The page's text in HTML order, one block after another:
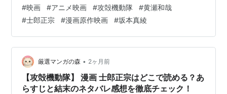
犯人を追う。しかし、主人公らが大使館のテロリストを
制圧している間にそれが起きたことは分かったが、その
後の展開は何をしているのだかさっぱり分からなかっ
た。 前編にあたる「攻殻機動隊 ARISE」もちゃんと見た
のだが、その時点ですでに攻殻機動隊の独特の世界観に
相当うんざり…
#映画 #アニメ映画 #攻殻機動隊 #黄瀬和哉
#士郎正宗 #漫画原作映画 #坂本真綾
厳選マンガの森 • 2ヶ月前
【攻殻機動隊】 漫画 士郎正宗はどこで読める？あ
らすじと結末のネタバレ感想を徹底チェック！